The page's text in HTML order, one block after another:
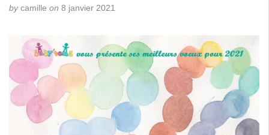
bycamille on 8 janvier 2021